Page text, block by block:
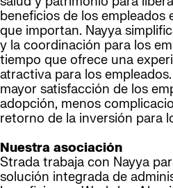
beneficios de los empleados
que importan. Nayya
y la coordinación para los
tiempo que ofrece una
atractiva para los
mayor satisfacción de los
adopción, menos
retorno de la inversión para
Nuestra asociación
Strada trabaja con Nayya
solución integrada de